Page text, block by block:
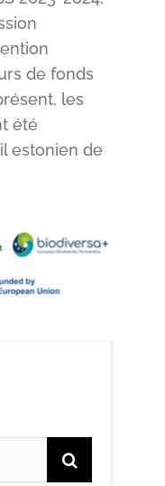
de fonds
les
été
estonien de